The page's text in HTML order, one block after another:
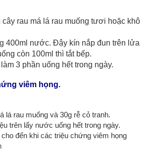
rau má lá rau muống tươi hoặc khô
400ml nước. Đậy kín nắp đun trên lửa
còn 100ml thì tắt bếp.
3 phần uống hết trong ngày.
viêm họng.
lá rau muống và 30g rễ cỏ tranh.
trên lấy nước uống hết trong ngày.
đến khi các triệu chứng viêm họng